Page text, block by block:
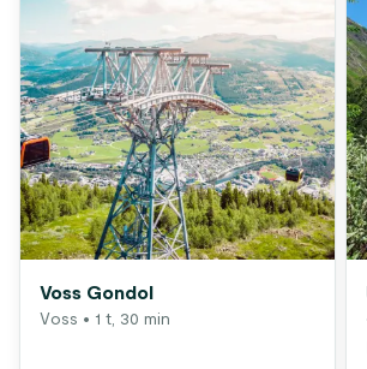
Voss Gondol
Voss • 1 t, 30 min